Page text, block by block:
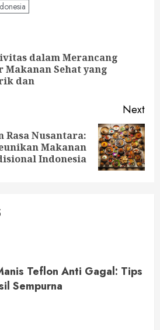
dalam Merancang
Makanan Sehat yang
dan
Next
Rasa Nusantara:
Makanan
Indonesia
Teflon Anti Gagal: Tips
Sempurna